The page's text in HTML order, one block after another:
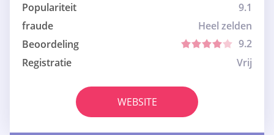
Populariteit
9.1
fraude
Heel zelden
Beoordeling
9.2
Registratie
Vrij
WEBSITE